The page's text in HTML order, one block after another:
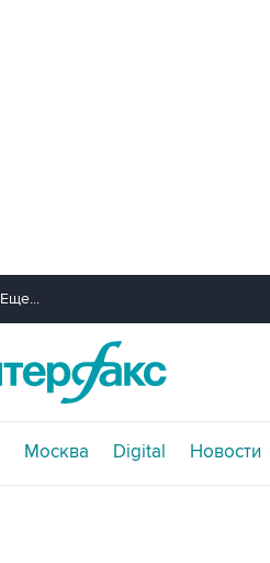
Еще...
Москва Digital Новости